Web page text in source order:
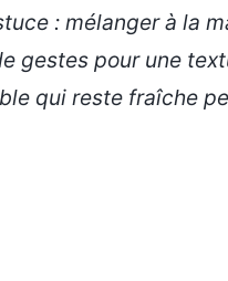
: mélanger à la
gestes pour une
qui reste fraîche